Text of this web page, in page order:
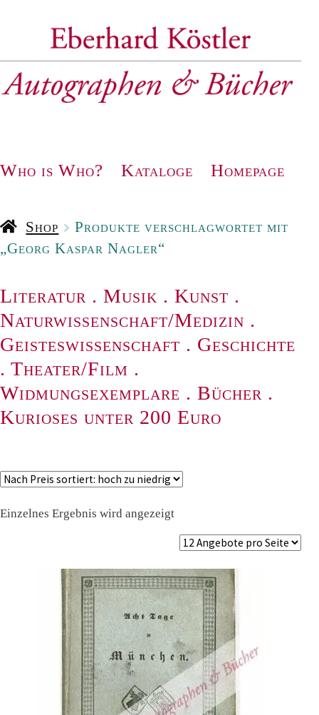
Navigation
Who is Who? Kataloge Homepage
Shop
Produkte verschlagwortet mit
„Georg Kaspar Nagler“
Literatur . Musik . Kunst .
Naturwissenschaft/Medizin .
Geisteswissenschaft . Geschichte
. Theater/Film .
Widmungsexemplare . Bücher .
Kurioses unter 200 Euro
Einzelnes Ergebnis wird angezeigt